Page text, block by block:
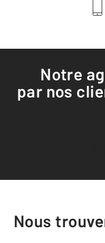
Notre
par nos
Nous